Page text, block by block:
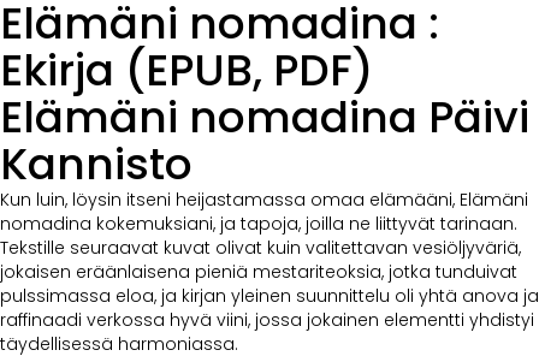
Elämäni nomadina :
Ekirja (EPUB, PDF)
Elämäni nomadina Päivi
Kannisto
Kun luin, löysin itseni heijastamassa omaa elämääni, Elämäni
nomadina kokemuksiani, ja tapoja, joilla ne liittyvät tarinaan.
Tekstille seuraavat kuvat olivat kuin valitettavan vesiöljyväriä,
jokaisen eräänlaisena pieniä mestariteoksia, jotka tunduivat
pulssimassa eloa, ja kirjan yleinen suunnittelu oli yhtä anova ja
raffinaadi verkossa hyvä viini, jossa jokainen elementti yhdistyi
täydellisessä harmoniassa.